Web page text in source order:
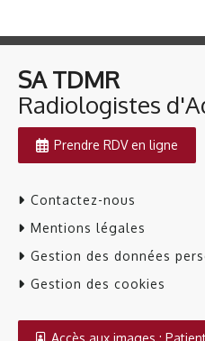
SA TDMR
​​​​​​​Radiologistes
Prendre RDV en ligne
Contactez-nous
Mentions légales
Gestion des données
Gestion des cookies
Accès aux images :